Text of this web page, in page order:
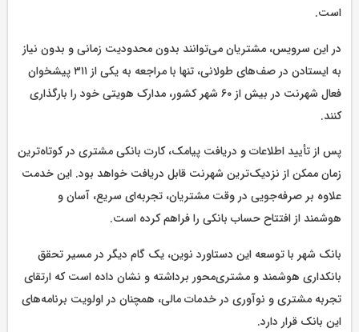
است.
در این سرویس، مشتریان می‌توانند بدون محدودیت زمانی و بدون نیاز
به ایستادن در صف‌های طولانی، تنها با مراجعه به یکی از ۳۱۱ پیشخوان
فعال شهرنت در بیش از ۶۰ شهر کشور، مدارک هویتی خود را بارگذاری
کنند.
پس از تأیید اطلاعات و دریافت پیامک، کارت بانکی مشتری در کوتاه‌ترین
زمان ممکن از نزدیک‌ترین شهرنت قابل دریافت خواهد بود. این خدمت
علاوه بر صرفه‌جویی در وقت مشتریان، تجربه‌ای سریع، آسان و
هوشمند از افتتاح حساب بانکی را فراهم کرده است.
بانک شهر با توسعه این دستاورد نوین، یک گام دیگر در مسیر تحقق
بانکداری هوشمند و مشتری‌محور برداشته و نشان داده است که ارتقای
تجربه مشتری و نوآوری در خدمات مالی، همچنان در اولویت برنامه‌های
این بانک قرار دارد.